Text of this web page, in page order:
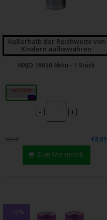
Außerhalb der Reichweite von
Kindern aufbewahren
MXJO 18650 Akku - 1 Stück
3000mAh
0x
- +
€8,95
€8,05
Zum Warenkorb
-10%